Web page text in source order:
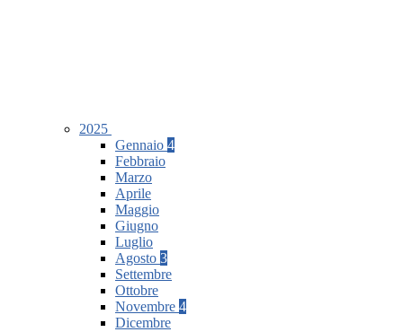
2025
Gennaio 4
Febbraio
Marzo
Aprile
Maggio
Giugno
Luglio
Agosto 3
Settembre
Ottobre
Novembre 4
Dicembre